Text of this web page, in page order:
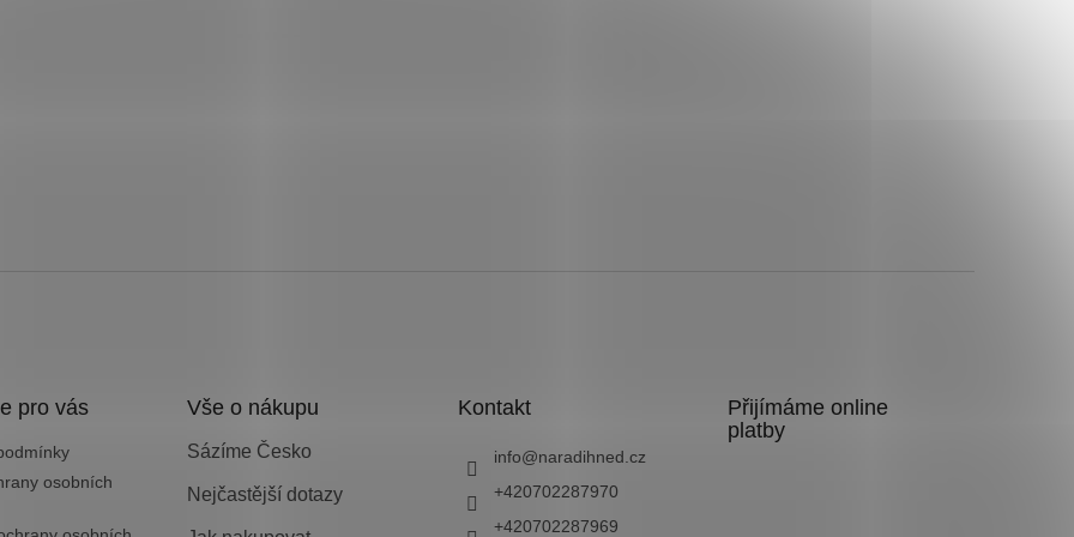
pro vás
osobních
Vše o nákupu
Sázíme Česko
Nejčastější dotazy
Kontakt
info@naradihned.cz
+420702287970
+420702287969
Přijímáme online
platby